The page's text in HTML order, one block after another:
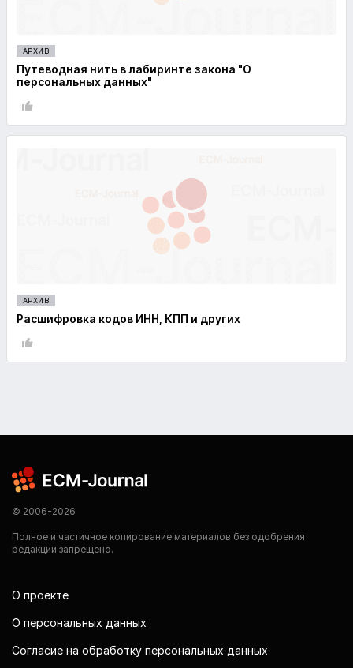
АРХИВ
Путеводная нить в лабиринте закона "О
персональных данных"
АРХИВ
Расшифровка кодов ИНН, КПП и других
© 2006-2026
Полное и частичное копирование материалов без одобрения
редакции запрещено.
О проекте
О персональных данных
Согласие на обработку персональных данных